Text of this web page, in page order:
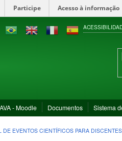
Participe Acesso à informação
AVA - Moodle Documentos Sistema
EVENTOS CIENTÍFICOS PARA